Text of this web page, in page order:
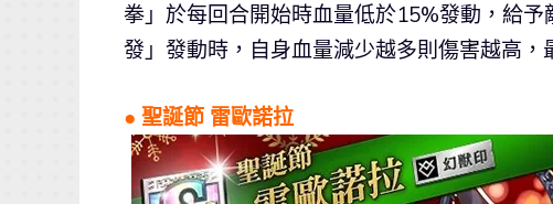
拳」於每回合開始時血量低於15%發動，給
發」發動時，自身血量減少越多則傷害越高，
● 聖誕節 雷歐諾拉